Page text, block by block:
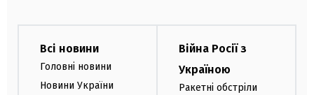
Всі новини
Головні новини
Новини України
Війна Росії з
Україною
Ракетні обстріли